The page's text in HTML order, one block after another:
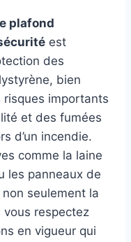
plafond
est
des
bien
risques importants
et des fumées
d’un incendie.
comme la laine
les panneaux de
seulement la
respectez
en vigueur qui